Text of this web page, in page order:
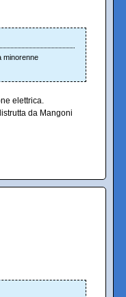
minorenne
elettrica.
da Mangoni